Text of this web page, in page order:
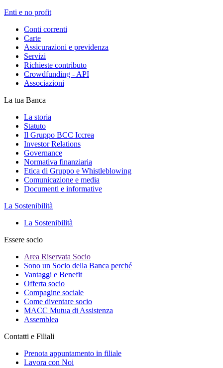
Enti e no profit
Conti correnti
Carte
Assicurazioni e previdenza
Servizi
Richieste contributo
Crowdfunding - API
Associazioni
La tua Banca
La storia
Statuto
Il Gruppo BCC Iccrea
Investor Relations
Governance
Normativa finanziaria
Etica di Gruppo e Whistleblowing
Comunicazione e media
Documenti e informative
La Sostenibilità
La Sostenibilità
Essere socio
Area Riservata Socio
Sono un Socio della Banca perché
Vantaggi e Benefit
Offerta socio
Compagine sociale
Come diventare socio
MACC Mutua di Assistenza
Assemblea
Contatti e Filiali
Prenota appuntamento in filiale
Lavora con Noi